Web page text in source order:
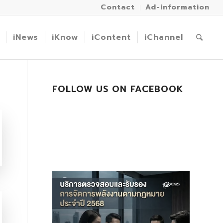
Contact Ad-information
iNews iKnow iContent iChannel
FOLLOW US ON FACEBOOK